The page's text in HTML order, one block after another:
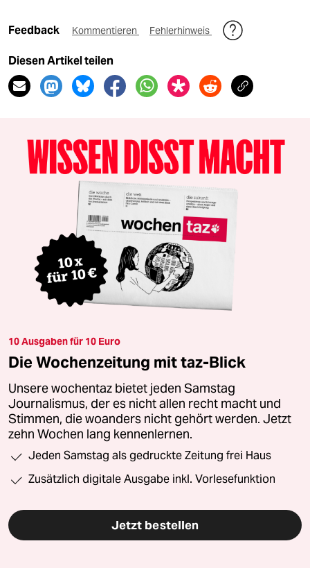
Feedback Kommentieren Fehlerhinweis
Diesen Artikel teilen
10 Ausgaben für 10 Euro
Die Wochenzeitung mit taz-Blick
Unsere wochentaz bietet jeden Samstag
Journalismus, der es nicht allen recht macht und
Stimmen, die woanders nicht gehört werden. Jetzt
zehn Wochen lang kennenlernen.
Jeden Samstag als gedruckte Zeitung frei Haus
Zusätzlich digitale Ausgabe inkl. Vorlesefunktion
Jetzt bestellen